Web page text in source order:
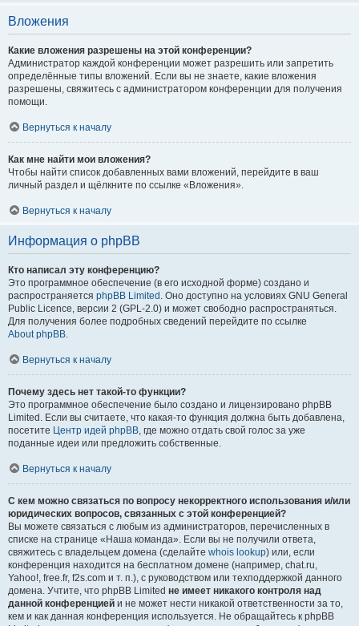
Вложения
Какие вложения разрешены на этой конференции?
Администратор каждой конференции может разрешить или запретить
определённые типы вложений. Если вы не знаете, какие вложения
разрешены, свяжитесь с администратором конференции для получения
помощи.
Вернуться к началу
Как мне найти мои вложения?
Чтобы найти список добавленных вами вложений, перейдите в ваш
личный раздел и щёлкните по ссылке «Вложения».
Вернуться к началу
Информация о phpBB
Кто написал эту конференцию?
Это программное обеспечение (в его исходной форме) создано и
распространяется phpBB Limited . Оно доступно на условиях GNU General
Public Licence, версии 2 (GPL-2.0) и может свободно распространяться.
Для получения более подробных сведений перейдите по ссылке
About phpBB.
Вернуться к началу
Почему здесь нет такой-то функции?
Это программное обеспечение было создано и лицензировано phpBB
Limited. Если вы считаете, что какая-то функция должна быть добавлена,
посетите Центр идей phpBB, где можно отдать свой голос за уже
поданные идеи или предложить собственные.
Вернуться к началу
С кем можно связаться по вопросу некорректного использования и/или
юридических вопросов, связанных с этой конференцией?
Вы можете связаться с любым из администраторов, перечисленных в
списке на странице «Наша команда». Если вы не получили ответа,
свяжитесь с владельцем домена (сделайте whois lookup) или, если
конференция находится на бесплатном домене (например, chat.ru,
Yahoo!, free.fr, f2s.com и т. п.), с руководством или техподдержкой данного
домена. Учтите, что phpBB Limited не имеет никакого контроля над
данной конференцией и не может нести никакой ответственности за то,
кем и как данная конференция используется. Не обращайтесь к phpBB